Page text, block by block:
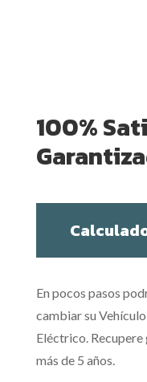
100%
En pocos pasos
cambiar su
Eléctrico. Recupere
más de 5 años.